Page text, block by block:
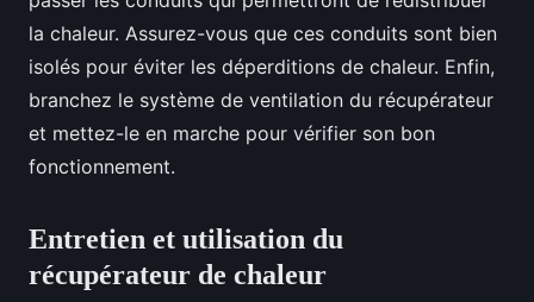
la chaleur. Assurez-vous que ces conduits sont bien
isolés pour éviter les déperditions de chaleur. Enfin,
branchez le système de ventilation du récupérateur
et mettez-le en marche pour vérifier son bon
fonctionnement.
Entretien et utilisation du
récupérateur de chaleur